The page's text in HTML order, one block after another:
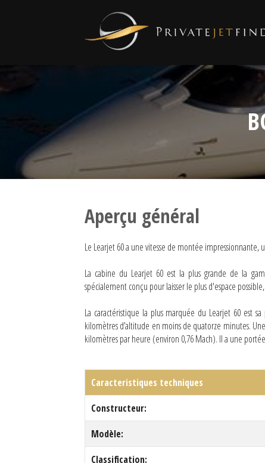
Aperçu général
Le Learjet 60 a une vitesse de montée
La cabine du Learjet 60 est la plus grande de la
spécialement conçu pour laisser le plus d'espace
La caractéristique la plus marquée du Learjet 60 est
kilomètres d’altitude en moins de quatorze minutes.
kilomètres par heure (environ 0,76 Mach). Il a une
Caracteristiques techniques
Constructeur:
Modèle:
Classification: